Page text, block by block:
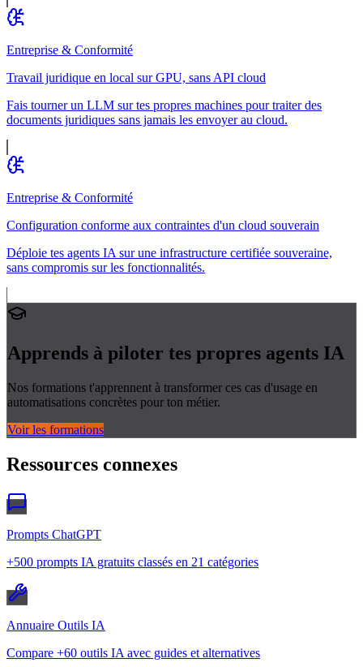
Entreprise & Conformité
Travail juridique en local sur GPU, sans API cloud
Fais tourner un LLM sur tes propres machines pour traiter des
documents juridiques sans jamais les envoyer au cloud.
Entreprise & Conformité
Configuration conforme aux contraintes d'un cloud souverain
Déploie tes agents IA sur une infrastructure certifiée souveraine,
sans compromis sur les fonctionnalités.
Apprends à piloter tes propres agents IA
Nos formations t'apprennent à transformer ces cas d'usage en
automatisations concrètes pour ton métier.
Voir les formations
Ressources connexes
Prompts ChatGPT
+500 prompts IA gratuits classés en 21 catégories
Annuaire Outils IA
Compare +60 outils IA avec guides et alternatives